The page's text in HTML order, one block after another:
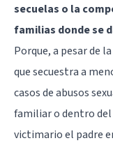
secuelas o la
familias donde se
Porque, a pesar de
que secuestra a
casos de abusos
familiar o dentro del
victimario el padre